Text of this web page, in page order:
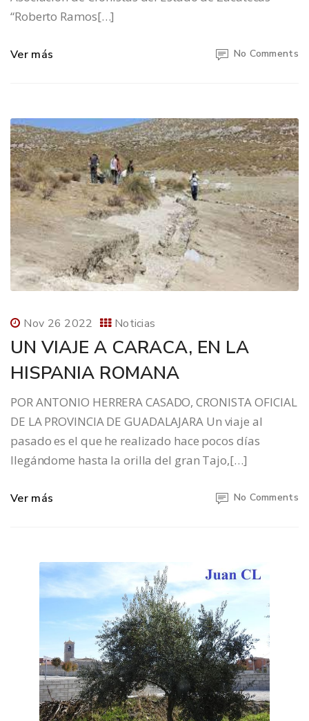
“Roberto Ramos[…]
Ver más No Comments
Nov 26 2022 Noticias
UN VIAJE A CARACA, EN LA
HISPANIA ROMANA
POR ANTONIO HERRERA CASADO, CRONISTA OFICIAL
DE LA PROVINCIA DE GUADALAJARA Un viaje al
pasado es el que he realizado hace pocos días
llegándome hasta la orilla del gran Tajo,[…]
Ver más No Comments